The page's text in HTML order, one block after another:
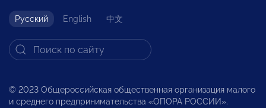
Русский English 中文
© 2023 Общероссийская общественная организация малого
и среднего предпринимательства «ОПОРА РОССИИ».